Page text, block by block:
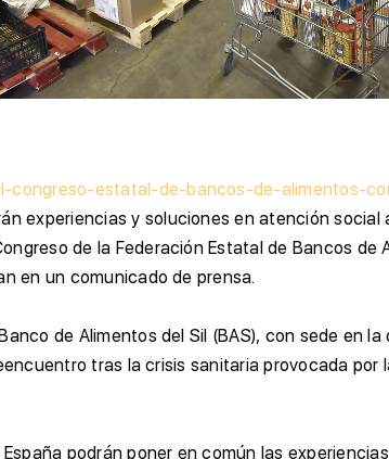
congreso-estatal-de-bancos-de-alimentos-
experiencias y soluciones en atención social
de la Federación Estatal de Bancos
en un comunicado de prensa.
de Alimentos del Sil (BAS), con sede en
tras la crisis sanitaria provocada
podrán poner en común las